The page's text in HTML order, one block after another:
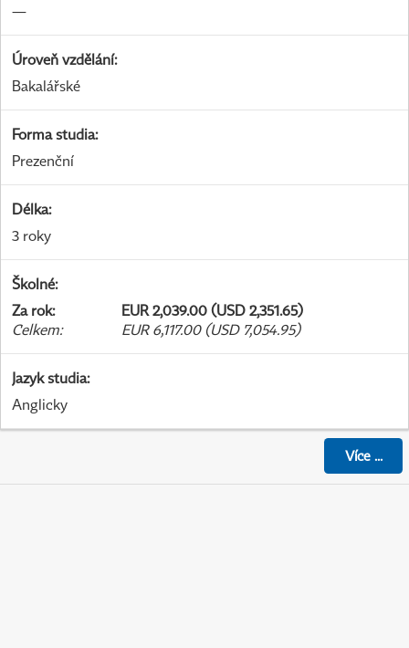
—
Úroveň vzdělání:
Bakalářské
Forma studia:
Prezenční
Délka:
3 roky
Školné:
Za rok:
EUR 2,039.00 (USD 2,351.65)
Celkem: EUR 6,117.00 (USD 7,054.95)
Jazyk studia:
Anglicky
Více...